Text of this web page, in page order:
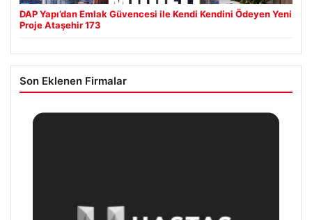
DAP Yapı’dan Emlak Güvencesi ile Kendi Kendini Ödeyen Yeni
Proje Ataşehir 173
Son Eklenen Firmalar